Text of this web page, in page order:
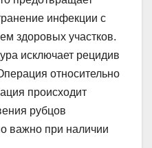
инфекции с
здоровых участков.
исключает рецидив
относительно
происходит
рубцов
важно при наличии